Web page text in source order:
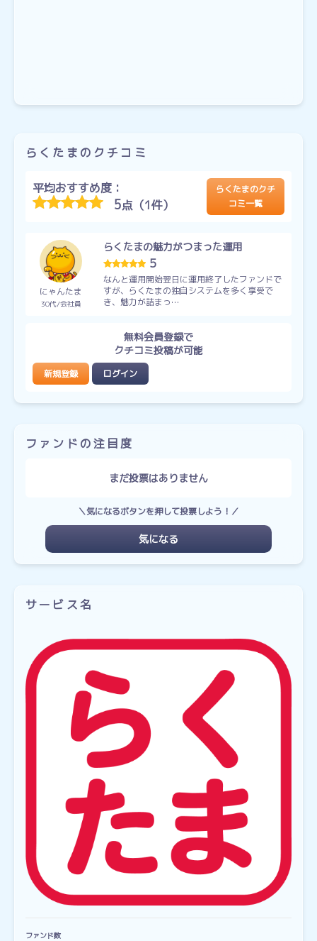
らくたまのクチコミ
平均おすすめ度：
5点（1件）
らくたまのクチ
コミ一覧
にゃんたま
30代 会社員
らくたまの魅力がつまった運用
5
なんと運用開始翌日に運用終了したファンドで
すが、らくたまの独自システムを多く享受で
き、魅力が詰まっ…
無料会員登録で
クチコミ投稿が可能
新規登録 ログイン
ファンドの注目度
まだ投票はありません
＼気になるボタンを押して投票しよう！／
気になる
サービス名
ファンド数